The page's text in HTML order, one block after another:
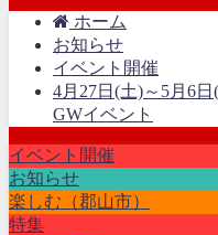
ホーム
お知らせ
イベント開催
4月27日(土)～5月6
GWイベント
イベント開催
お知らせ
楽しむ（郡山市）
特集